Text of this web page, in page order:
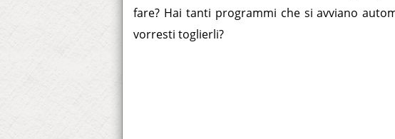
fare? Hai tanti programmi che si avviano
vorresti toglierli?